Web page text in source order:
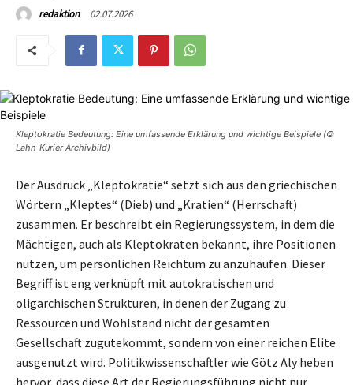
redaktion 02.07.2026
Kleptokratie Bedeutung: Eine umfassende Erklärung und wichtige Beispiele (©
Lahn-Kurier Archivbild)
Der Ausdruck „Kleptokratie“ setzt sich aus den griechischen
Wörtern „Kleptes“ (Dieb) und „Kratien“ (Herrschaft)
zusammen. Er beschreibt ein Regierungssystem, in dem die
Mächtigen, auch als Kleptokraten bekannt, ihre Positionen
nutzen, um persönlichen Reichtum zu anzuhäufen. Dieser
Begriff ist eng verknüpft mit autokratischen und
oligarchischen Strukturen, in denen der Zugang zu
Ressourcen und Wohlstand nicht der gesamten
Gesellschaft zugutekommt, sondern von einer reichen Elite
ausgenutzt wird. Politikwissenschaftler wie Götz Aly heben
hervor, dass diese Art der Regierungsführung nicht nur